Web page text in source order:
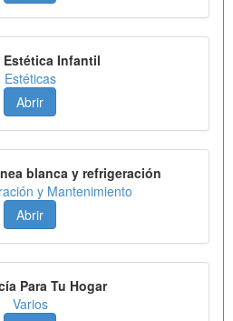
Estética Infantil
Estéticas
Abrir
blanca y refrigeración
y Mantenimiento
Abrir
Para Tu Hogar
Varios